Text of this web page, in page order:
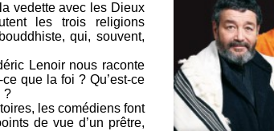
vedette avec les Dieux
les trois religions
qui, souvent,
Lenoir nous raconte
que la foi ? Qu’est-ce
?
les comédiens font
de vue d’un prêtre,